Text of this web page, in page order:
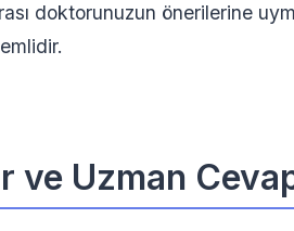
doktorunuzun önerilerine
ve Uzman